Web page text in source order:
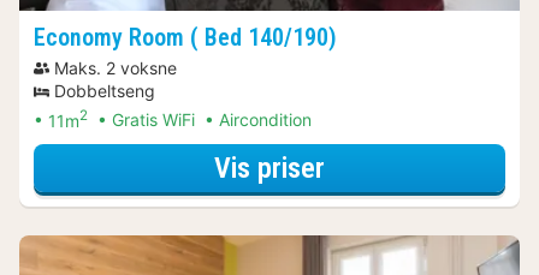
Economy Room ( Bed 140/190)
Maks. 2 voksne
Dobbeltseng
11m2 Gratis WiFi Aircondition
Vis priser